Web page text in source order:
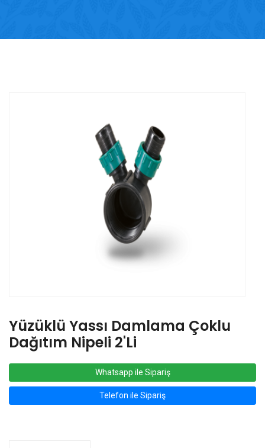
Yüzüklü Yassı Damlama Çoklu
Dağıtım Nipeli 2'li
Whatsapp ile Sipariş
Telefon ile Sipariş